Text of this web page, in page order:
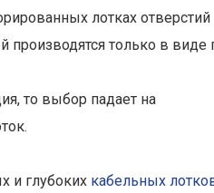
лотках отверстий
производятся только в виде
то выбор падает на
и глубоких кабельных